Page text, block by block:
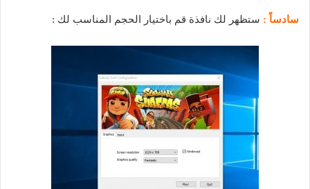
سادساً : ستظهر لك نافذة قم باختيار الحجم المناسب لك :